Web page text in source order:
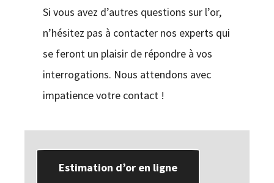
Si vous avez d’autres questions sur l’or,
n’hésitez pas à contacter nos experts qui
se feront un plaisir de répondre à vos
interrogations. Nous attendons avec
impatience votre contact !
Estimation d’or en ligne